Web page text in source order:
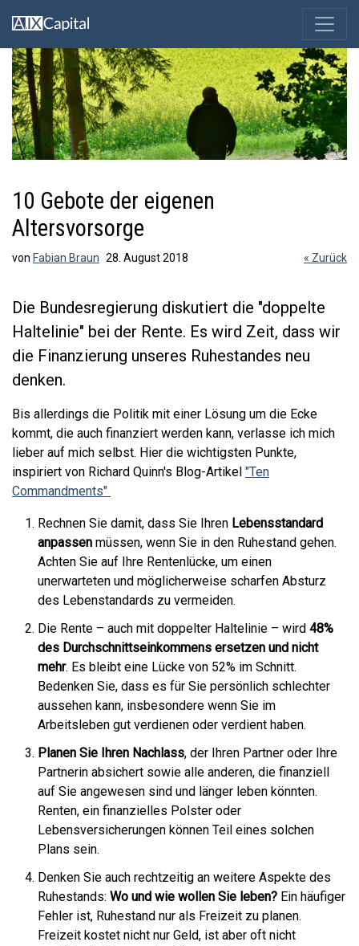
10 Gebote der eigenen
Altersvorsorge
von Fabian Braun 28. August 2018 « Zurück
Die Bundesregierung diskutiert die "doppelte
Haltelinie" bei der Rente. Es wird Zeit, dass wir
die Finanzierung unseres Ruhestandes neu
denken.
Bis allerdings die Politik mit einer Lösung um die Ecke
kommt, die auch finanziert werden kann, verlasse ich mich
lieber auf mich selbst. Hier die wichtigsten Punkte,
inspiriert von Richard Quinn's Blog-Artikel "Ten
Commandments"
Rechnen Sie damit, dass Sie Ihren Lebensstandard
anpassen müssen, wenn Sie in den Ruhestand gehen.
Achten Sie auf Ihre Rentenlücke, um einen
unerwarteten und möglicherweise scharfen Absturz
des Lebenstandards zu vermeiden.
Die Rente – auch mit doppelter Haltelinie – wird 48%
des Durchschnittseinkommens ersetzen und nicht
mehr. Es bleibt eine Lücke von 52% im Schnitt.
Bedenken Sie, dass es für Sie persönlich schlechter
aussehen kann, insbesondere wenn Sie im
Arbeitsleben gut verdienen oder verdient haben.
Planen Sie Ihren Nachlass, der Ihren Partner oder Ihre
Partnerin absichert sowie alle anderen, die finanziell
auf Sie angewesen sind und länger leben könnten.
Renten, ein finanzielles Polster oder
Lebensversicherungen können Teil eines solchen
Plans sein.
Denken Sie auch rechtzeitig an weitere Aspekte des
Ruhestands: Wo und wie wollen Sie leben? Ein häufiger
Fehler ist, Ruhestand nur als Freizeit zu planen.
Freizeit kostet nicht nur Geld, ist aber oft nicht